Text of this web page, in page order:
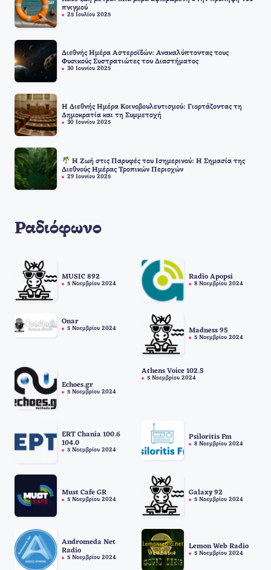
πνιγμού
25 Ιουλίου 2025
Διεθνής Ημέρα Αστεροϊδών: Ανακαλύπτοντας τους
Φυσικούς Συστρατιώτες του Διαστήματος
30 Ιουνίου 2025
Η Διεθνής Ημέρα Κοινοβουλευτισμού: Γιορτάζοντας τη
Δημοκρατία και τη Συμμετοχή
30 Ιουνίου 2025
Η Ζωή στις Παρυφές του Ισημερινού: Η Σημασία της
Διεθνούς Ημέρας Τροπικών Περιοχών
29 Ιουνίου 2025
Ραδιόφωνο
MUSIC 892
5 Νοεμβρίου 2024
Radio Apopsi
8 Νοεμβρίου 2024
Onar
5 Νοεμβρίου 2024 Madness 95
5 Νοεμβρίου 2024
Echoes.gr
5 Νοεμβρίου 2024
Athens Voice 102.5
5 Νοεμβρίου 2024
ERT Chania 100.6
104.0
5 Νοεμβρίου 2024
Psiloritis Fm
8 Νοεμβρίου 2024
Must Cafe GR
5 Νοεμβρίου 2024
Galaxy 92
5 Νοεμβρίου 2024
Andromeda Net
Radio
5 Νοεμβρίου 2024
Lemon Web Radio
5 Νοεμβρίου 2024